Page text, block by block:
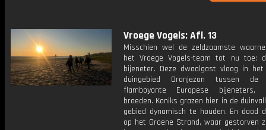
Vroege Vogels: Afl. 13
Misschien wel de zeldzaamste
het Vroege Vogels-team tot nu toe:
bijeneter. Deze dwaalgast vloog in het
duingebied Oranjezon tussen
flamboyante Europese
broeden. Koniks grazen hier in de
gebied dynamisch te houden. En dood
op het Groene Strand, waar gestorven